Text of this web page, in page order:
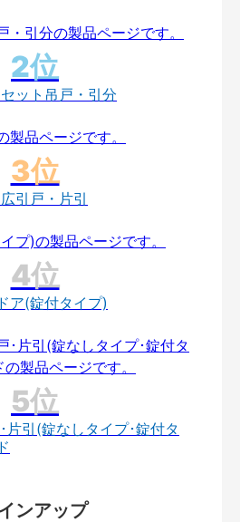
ット吊戸・引分
引戸・片引
ア(錠付タイプ)
片引(錠なしタイプ･錠付タ
ンアップ